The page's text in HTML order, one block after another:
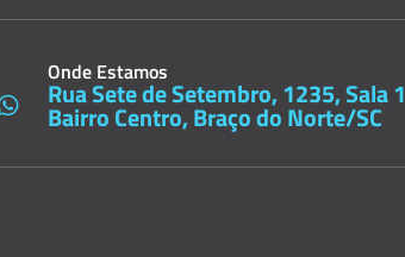
Onde Estamos
Rua Sete de Setembro, 1235, Sala 1
Bairro Centro, Braço do Norte/SC